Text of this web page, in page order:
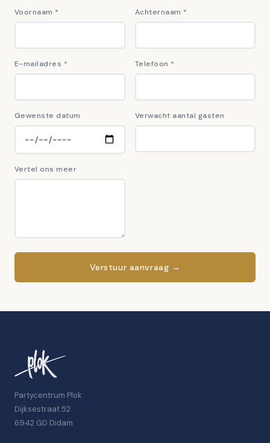
Voornaam * Achternaam *
E-mailadres * Telefoon *
Gewenste datum Verwacht aantal gasten
Vertel ons meer
Verstuur aanvraag →
Partycentrum Plok
Dijksestraat 52
6942 GD Didam